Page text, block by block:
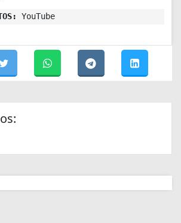
YouTube